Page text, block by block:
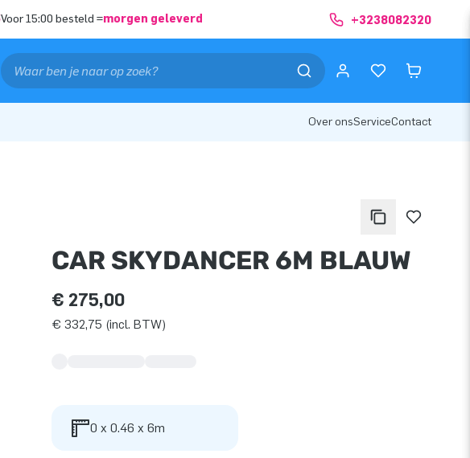
Voor 15:00 besteld =morgen geleverd +3238082320
Over onsServiceContact
CAR SKYDANCER 6M BLAUW
€ 275,00
€ 332,75 (incl. BTW)
0 x 0.46 x 6m